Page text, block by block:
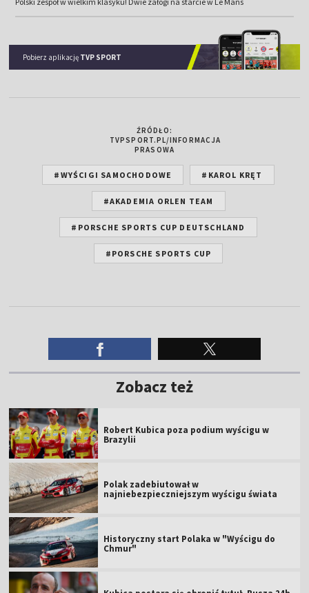
Pobierz aplikację TVP SPORT
ŹRÓDŁO:
TVPSPORT.PL/INFORMACJA
PRASOWA
#WYŚCIGI SAMOCHODOWE #KAROL KRĘT
#AKADEMIA ORLEN TEAM
#PORSCHE SPORTS CUP DEUTSCHLAND
#PORSCHE SPORTS CUP
Zobacz też
Robert Kubica poza podium wyścigu w
Brazylii
Polak zadebiutował w
najniebezpieczniejszym wyścigu świata
Historyczny start Polaka w "Wyścigu do
Chmur"